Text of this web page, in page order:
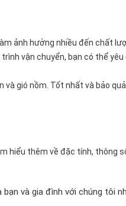
ảnh hưởng nhiều đến chất
vận chuyển, bạn có thể
gió nồm. Tốt nhất và bảo
hiểu thêm về đặc tính, thông
và gia đình với chúng tôi